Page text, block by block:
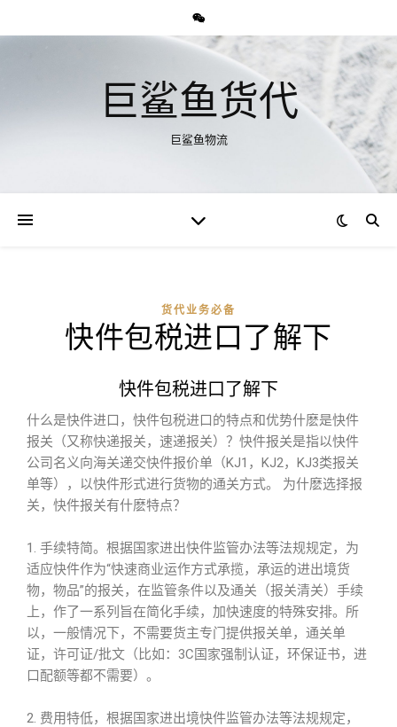
巨鲨鱼货代
巨鲨鱼物流
货代业务必备
快件包税进口了解下
快件包税进口了解下
什么是快件进口，快件包税进口的特点和优势什麽是快件
报关（又称快递报关，速递报关）？快件报关是指以快件
公司名义向海关递交快件报价单（KJ1，KJ2，KJ3类报关
单等），以快件形式进行货物的通关方式。 为什麽选择报
关，快件报关有什麽特点？
1. 手续特简。根据国家进出快件监管办法等法规规定，为
适应快件作为“快速商业运作方式承揽，承运的进出境货
物，物品”的报关，在监管条件以及通关（报关清关）手续
上，作了一系列旨在简化手续，加快速度的特殊安排。所
以，一般情况下，不需要货主专门提供报关单，通关单
证，许可证/批文（比如：3C国家强制认证，环保证书，进
口配额等都不需要）。
2. 费用特低，根据国家进出境快件监管办法等法规规定，